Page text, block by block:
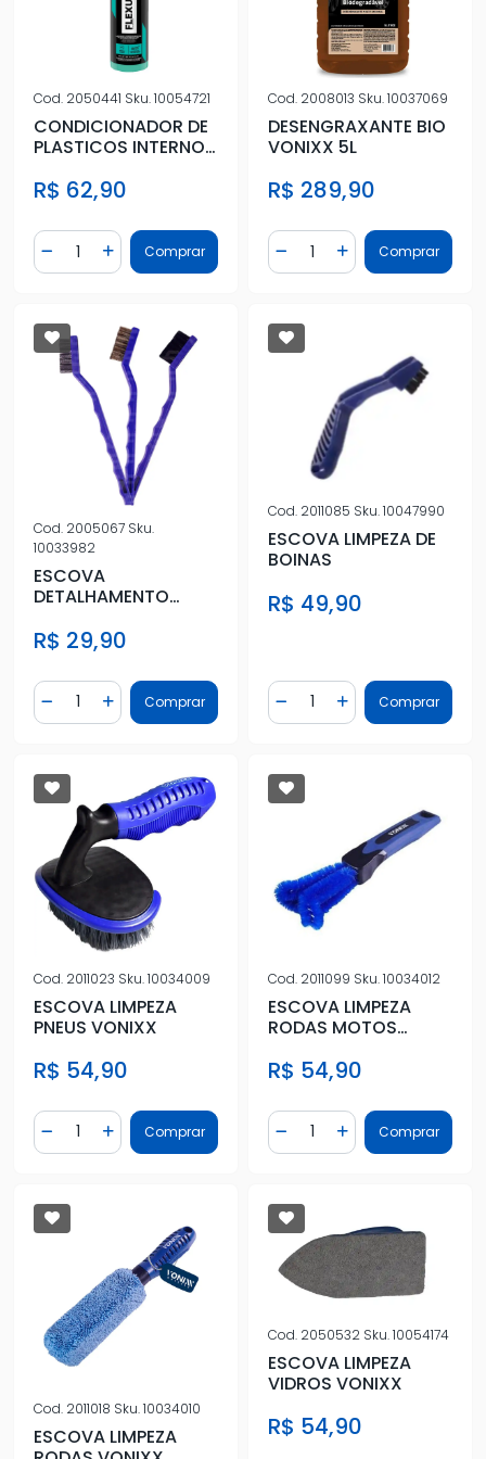
Cod. 2050441 Sku.10054721
CONDICIONADOR DE
PLASTICOS INTERNOS
R$ 62,90
Diminuir Quantidade
Quantidade
Adicionar Quantidade
Comprar
Cod. 2008013 Sku.10037069
DESENGRAXANTE BIO
VONIXX 5L
R$ 289,90
Diminuir Quantidade
Quantidade
AdicionarComprar
Cod. 2005067 Sku.
10033982
ESCOVA
DETALHAMENTO
R$ 29,90
Diminuir Quantidade
Quantidade
Adicionar Quantidade
Comprar
Cod. 2011085 Sku.10047990
ESCOVA LIMPEZA DE
BOINAS
R$ 49,90
Diminuir Quantidade
Quantidade
AdicionarComprar
Cod. 2011023 Sku.10034009
ESCOVA LIMPEZA
PNEUS VONIXX
R$ 54,90
Diminuir Quantidade
Quantidade
Adicionar Quantidade
Comprar
Cod. 2011099 Sku.10034012
ESCOVA LIMPEZA
RODAS MOTOS
R$ 54,90
Diminuir Quantidade
Quantidade
AdicionarComprar
Cod. 2011018 Sku.10034010
ESCOVA LIMPEZA
Cod. 2050532 Sku.10054174
ESCOVA LIMPEZA
VIDROS VONIXX
R$ 54,90